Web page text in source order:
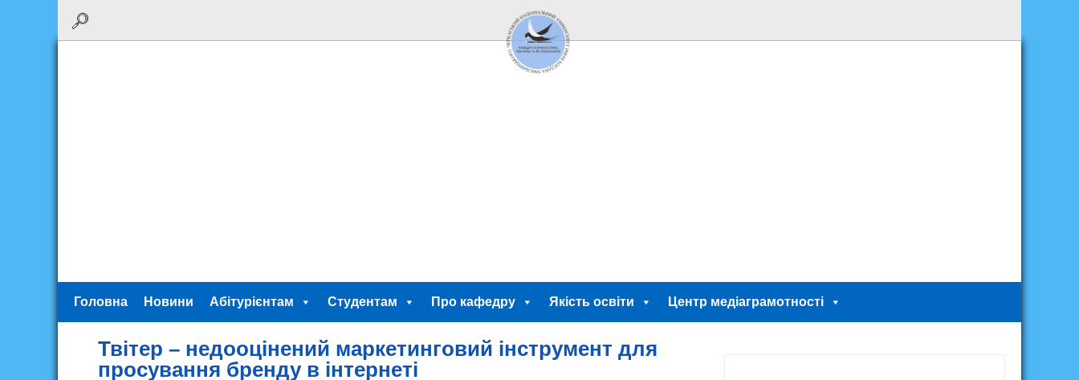
Головна Новини Абітурієнтам Студентам Про кафедру Якість освіти Центр медіаграмотності
Твітер – недооцінений маркетинговий інструмент для
просування бренду в інтернеті